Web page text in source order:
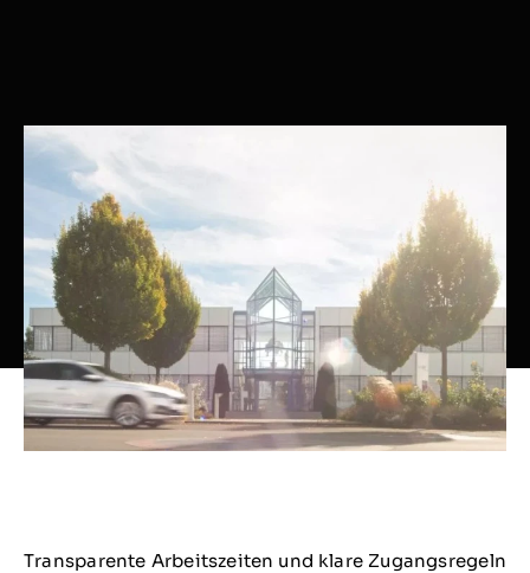
Transparente Arbeitszeiten und klare Zugangsregeln